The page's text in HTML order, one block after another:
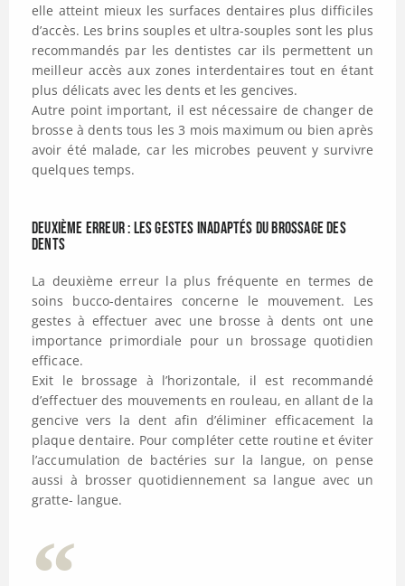
elle atteint mieux les surfaces dentaires plus difficiles
d’accès. Les brins souples et ultra-souples sont les plus
recommandés par les dentistes car ils permettent un
meilleur accès aux zones interdentaires tout en étant
plus délicats avec les dents et les gencives.
Autre point important, il est nécessaire de changer de
brosse à dents tous les 3 mois maximum ou bien après
avoir été malade, car les microbes peuvent y survivre
quelques temps.
Deuxième erreur : Les gestes inadaptés du brossage des
dents
La deuxième erreur la plus fréquente en termes de
soins bucco-dentaires concerne le mouvement. Les
gestes à effectuer avec une brosse à dents ont une
importance primordiale pour un brossage quotidien
efficace.
Exit le brossage à l’horizontale, il est recommandé
d’effectuer des mouvements en rouleau, en allant de la
gencive vers la dent afin d’éliminer efficacement la
plaque dentaire. Pour compléter cette routine et éviter
l’accumulation de bactéries sur la langue, on pense
aussi à brosser quotidiennement sa langue avec un
gratte- langue.